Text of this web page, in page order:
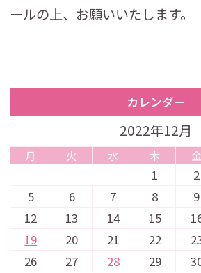
ールの上、お願いいたします。
カレンダー
2022年12月
月 火 水 木 金
1 2
5
6 7 8 9
12
13 14 15
19
20 21 22
26
27 28 29